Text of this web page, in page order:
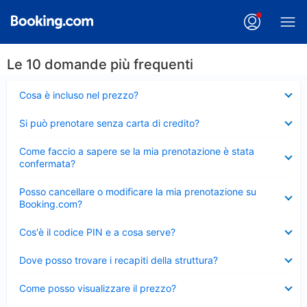
Le 10 domande più frequenti
Cosa è incluso nel prezzo?
chiuso
Si può prenotare senza carta di credito?
chiuso
Come faccio a sapere se la mia prenotazione è stata
confermata?
chiuso
Posso cancellare o modificare la mia prenotazione su
Booking.com?
chiuso
Cos'è il codice PIN e a cosa serve?
chiuso
Dove posso trovare i recapiti della struttura?
chiuso
Come posso visualizzare il prezzo?
chiuso